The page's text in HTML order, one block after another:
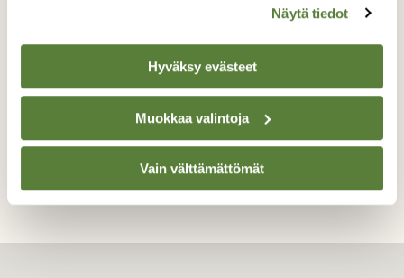
Näytä tiedot
Hyväksy evästeet
Muokkaa valintoja
Vain välttämättömät
Haikaralaji, joka myös pesii maassamme.
Valokuvaaja: Tapio Keinonen, Porvoo 9.5.2026
TAKAISIN LISTAAN